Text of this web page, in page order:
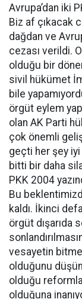
Avrupa’dan iki
Biz af çıkacak
dağdan ve
cezası verildi.
olduğu bir
sivil hükümet
bile
örgüt eylem
olan AK Parti
çok önemli
geçti her şey
bitti bir daha
PKK 2004
Bu
kaldı. İkinci
örgüt dışarıda
vesayetin
olduğunu
olduğu
olduğuna